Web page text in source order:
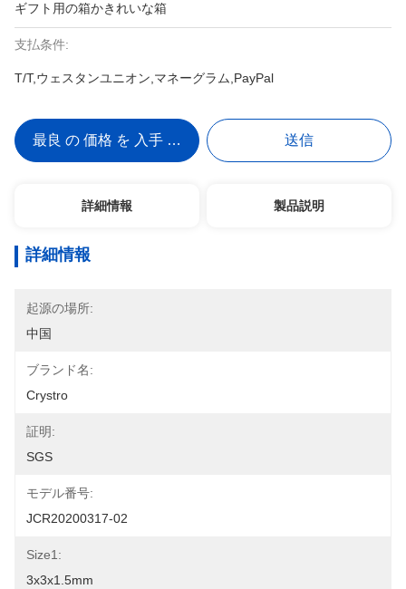
ギフト用の箱かきれいな箱
支払条件:
T/T,ウェスタンユニオン,マネーグラム,PayPal
最良 の 価格 を 入手 する 送信
詳細情報 製品説明
詳細情報
起源の場所:
中国
ブランド名:
Crystro
証明:
SGS
モデル番号:
JCR20200317-02
Size1:
3x3x1.5mm